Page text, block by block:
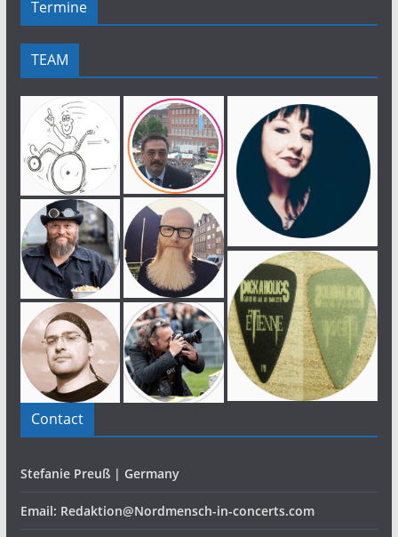
Termine
TEAM
Contact
Stefanie Preuß | Germany
Email: Redaktion@Nordmensch-in-concerts.com